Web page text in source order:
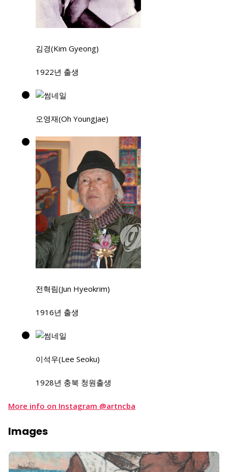
김경(Kim Gyeong)
1922년 출생
오영재(Oh YoungJae)
전혁림(Jun Hyeokrim)
1916년 출생
이석우(Lee Seoku)
1928년 충북 청원출생
More info on Instagram @artncba
Images